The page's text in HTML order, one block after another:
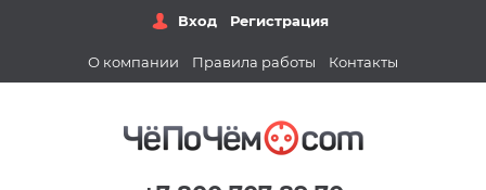
Вход Регистрация
О компании Правила работы Контакты